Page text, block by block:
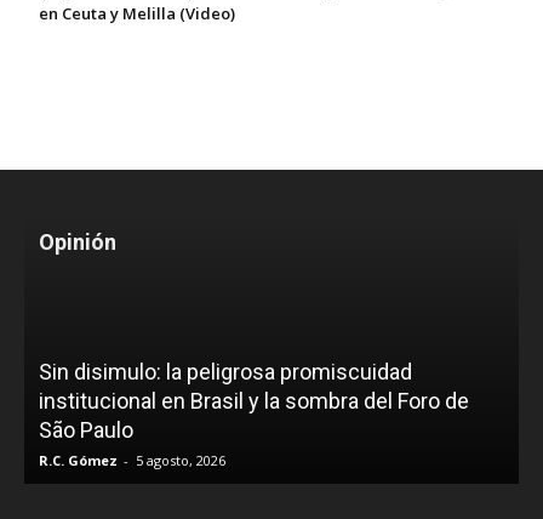
en Ceuta y Melilla (Video)
Opinión
Sin disimulo: la peligrosa promiscuidad
institucional en Brasil y la sombra del Foro de
São Paulo
R.C. Gómez - 5 agosto, 2026